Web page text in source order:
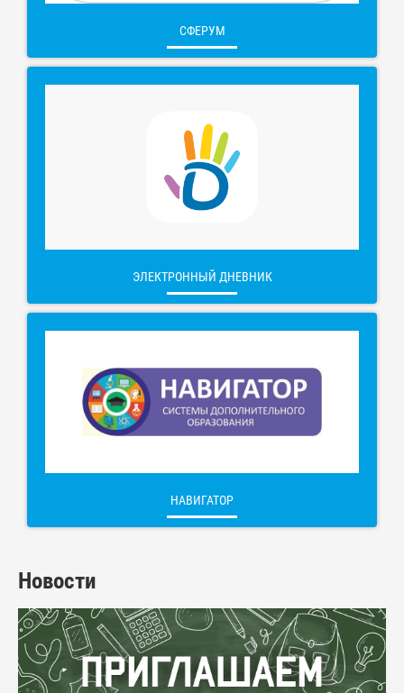
СФЕРУМ
ЭЛЕКТРОННЫЙ ДНЕВНИК
НАВИГАТОР
Новости